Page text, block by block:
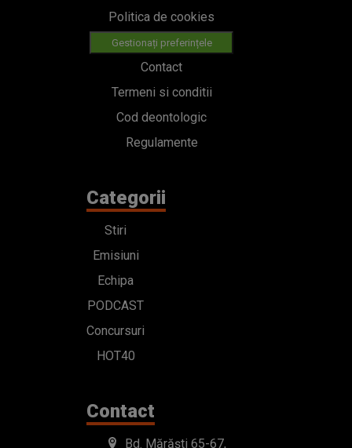
Politica de cookies
Gestionați preferințele
Contact
Termeni si conditii
Cod deontologic
Regulamente
Categorii
Stiri
Emisiuni
Echipa
PODCAST
Concursuri
HOT40
Contact
Bd. Mărăști 65-67,